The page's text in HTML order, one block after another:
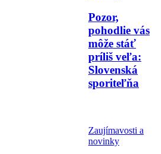
Pozor,
pohodlie vás
môže stáť
príliš veľa:
Slovenská
sporiteľňa
Zaujímavosti a
novinky